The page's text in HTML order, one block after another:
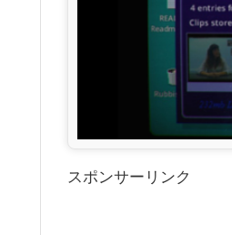
スポンサーリンク